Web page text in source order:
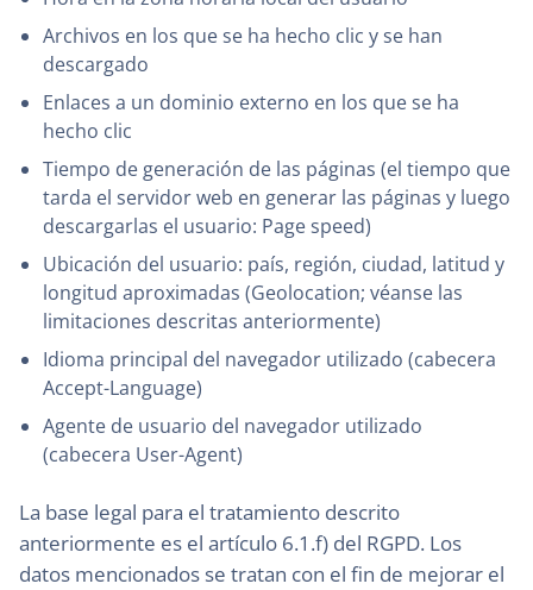
Archivos en los que se ha hecho clic y se han
descargado
Enlaces a un dominio externo en los que se ha
hecho clic
Tiempo de generación de las páginas (el tiempo que
tarda el servidor web en generar las páginas y luego
descargarlas el usuario: Page speed)
Ubicación del usuario: país, región, ciudad, latitud y
longitud aproximadas (Geolocation; véanse las
limitaciones descritas anteriormente)
Idioma principal del navegador utilizado (cabecera
Accept-Language)
Agente de usuario del navegador utilizado
(cabecera User-Agent)
La base legal para el tratamiento descrito
anteriormente es el artículo 6.1.f) del RGPD. Los
datos mencionados se tratan con el fin de mejorar el